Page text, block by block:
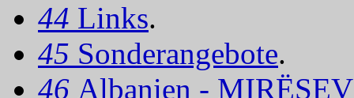
44 Links.
45 Sonderangebote.
46 Albanien -